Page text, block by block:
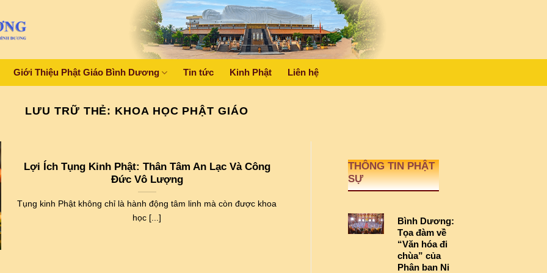
Giới Thiệu Phật Giáo Bình Dương Tin tức Kinh Phật Liên hệ
LƯU TRỮ THẺ: KHOA HỌC PHẬT GIÁO
Lợi Ích Tụng Kinh Phật: Thân Tâm An Lạc Và Công
Đức Vô Lượng
Tụng kinh Phật không chỉ là hành động tâm linh mà còn được khoa
học [...]
THÔNG TIN PHẬT
SỰ
Bình Dương:
Tọa đàm về
“Văn hóa đi
chùa” của
Phân ban Ni